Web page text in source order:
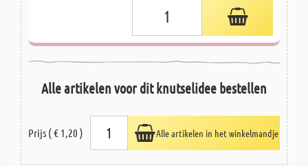
Alle artikelen voor dit knutselidee bestellen
Prijs ( € 1,20 ) Alle artikelen in het winkelmandje